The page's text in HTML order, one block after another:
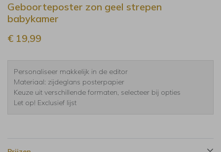
Geboorteposter zon geel strepen
babykamer
€ 19,99
Personaliseer makkelijk in de editor
Materiaal: zijdeglans posterpapier
Keuze uit verschillende formaten, selecteer bij opties
Let op! Exclusief lijst